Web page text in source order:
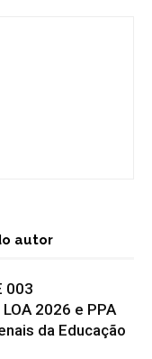
autor
003
2026 e PPA
da Educação